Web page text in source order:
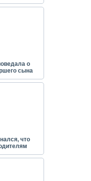
о
сына
что